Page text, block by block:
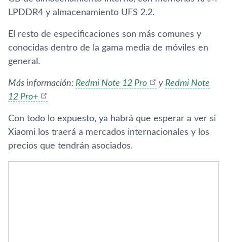
LPDDR4 y almacenamiento UFS 2.2.
El resto de especificaciones son más comunes y
conocidas dentro de la gama media de móviles en
general.
Más información: Redmi Note 12 Pro y Redmi Note
12 Pro+
Con todo lo expuesto, ya habrá que esperar a ver si
Xiaomi los traerá a mercados internacionales y los
precios que tendrán asociados.